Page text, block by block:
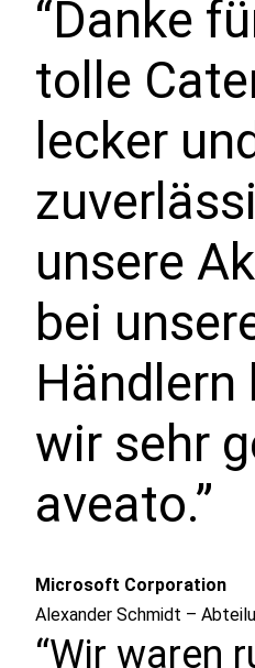
“Danke
tolle
lecker und
unsere
bei
Händlern
wir sehr
aveato.”
Microsoft Corporation
Alexander Schmidt –
“Wir waren